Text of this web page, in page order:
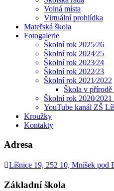
Volná místa
Virtuální prohlídka
Mateřská škola
Fotogalerie
Školní rok 2025⁄26
Školní rok 2024⁄25
Školní rok 2023⁄24
Školní rok 2022⁄23
Školní rok 2021⁄2022
Škola v
Školní rok
YouTube kanál ZŠ
Kroužky
Kontakty
Adresa
Líšnice 19, 252 10, Mníšek pod
Základní škola